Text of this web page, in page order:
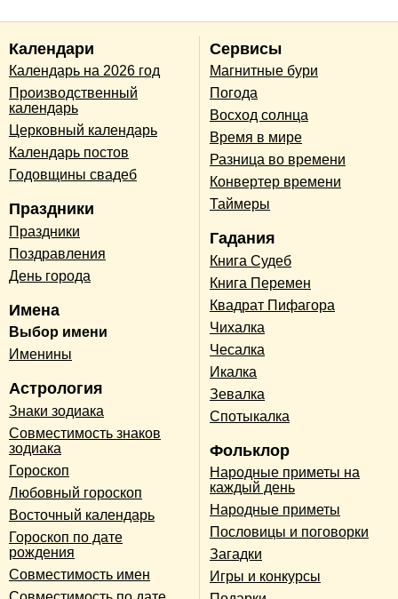
Календари
Календарь на 2026 год
Производственный
календарь
Церковный календарь
Календарь постов
Годовщины свадеб
Праздники
Праздники
Поздравления
День города
Имена
Выбор имени
Именины
Астрология
Знаки зодиака
Совместимость знаков
зодиака
Гороскоп
Любовный гороскоп
Восточный календарь
Гороскоп по дате
рождения
Совместимость имен
Сервисы
Магнитные бури
Погода
Восход солнца
Время в мире
Разница во времени
Конвертер времени
Таймеры
Гадания
Книга Судеб
Книга Перемен
Квадрат Пифагора
Чихалка
Чесалка
Икалка
Зевалка
Спотыкалка
Фольклор
Народные приметы на
каждый день
Народные приметы
Пословицы и поговорки
Загадки
Игры и конкурсы